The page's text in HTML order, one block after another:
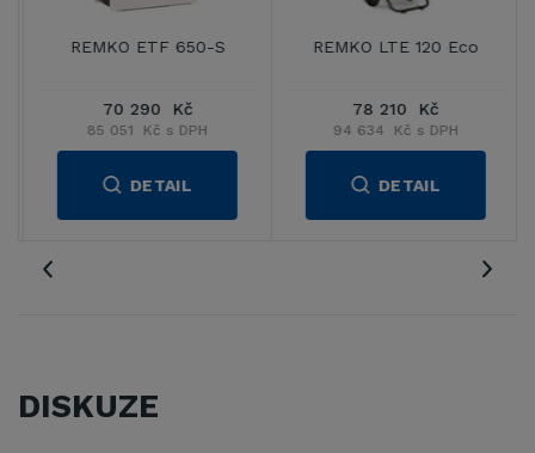
REMKO ETF 650-S
70 290 Kč
85 051 Kč s DPH
DETAIL
REMKO LTE 120 Eco
78 210 Kč
94 634 Kč s DPH
DETAIL
DISKUZE